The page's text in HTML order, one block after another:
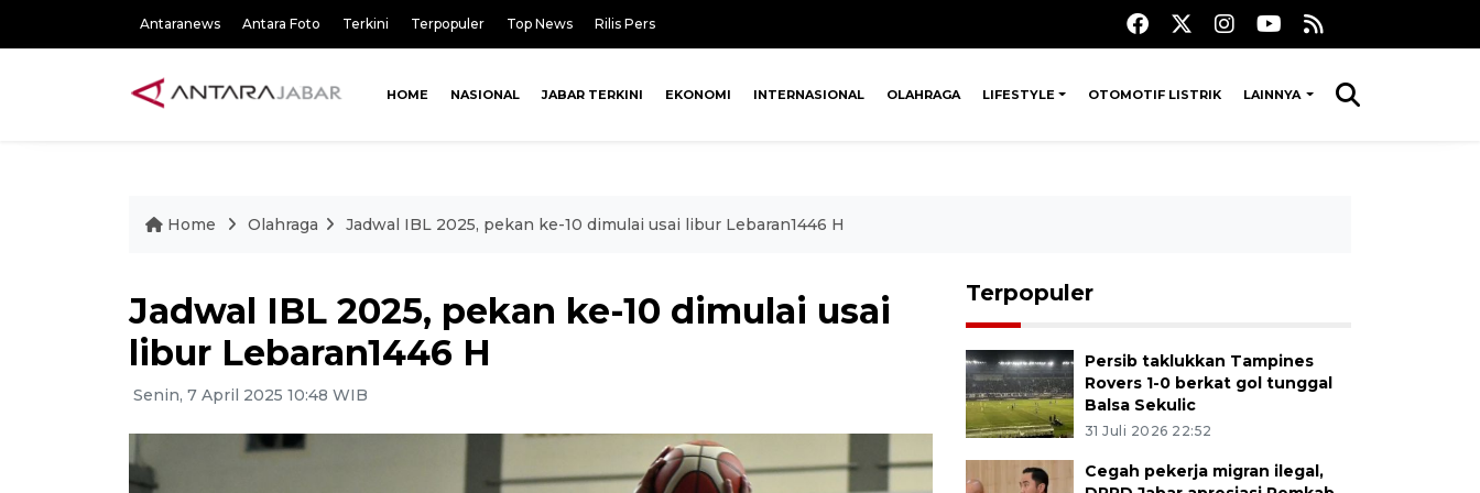
Antaranews Antara Foto Terkini Terpopuler Top News Rilis Pers
HOME NASIONAL JABAR TERKINI EKONOMI INTERNASIONAL OLAHRAGA LIFESTYLE OTOMOTIF LISTRIK LAINNYA
Home Olahraga Jadwal IBL 2025, pekan ke-10 dimulai usai libur Lebaran1446 H
Jadwal IBL 2025, pekan ke-10 dimulai usai
libur Lebaran1446 H
Senin, 7 April 2025 10:48 WIB
Terpopuler
Persib taklukkan Tampines
Rovers 1-0 berkat gol tunggal
Balsa Sekulic
31 Juli 2026 22:52
Cegah pekerja migran ilegal,